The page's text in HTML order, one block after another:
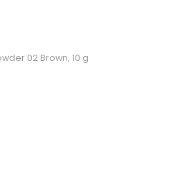
02 Brown, 10 g